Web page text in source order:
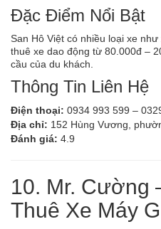
Đặc Điểm Nổi Bật
San Hô Việt có nhiều loại xe
thuê xe dao động từ 80.000đ –
cầu của du khách.
Thông Tin Liên Hệ
Điện thoại: 0934 993 599 –
Địa chỉ: 152 Hùng Vương,
Đánh giá: 4.9
10. Mr. Cường
Thuê Xe Máy